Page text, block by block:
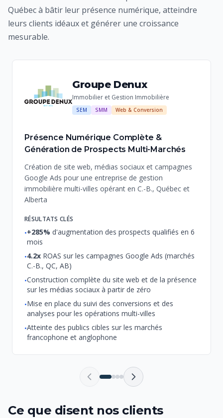
Québec à bâtir leur présence numérique, atteindre
leurs clients idéaux et générer une croissance
mesurable.
Groupe Denux
Immobilier et Gestion Immobilière
SEM SMM Web & Conversion
Présence Numérique Complète &
Génération de Prospects Multi-Marchés
Création de site web, médias sociaux et campagnes
Google Ads pour une entreprise de gestion
immobilière multi-villes opérant en C.-B., Québec et
Alberta
RÉSULTATS CLÉS
•+285% d'augmentation des prospects qualifiés en 6
mois
•4.2x ROAS sur les campagnes Google Ads (marchés
C.-B., QC, AB)
•Construction complète du site web et de la présence
sur les médias sociaux à partir de zéro
•Mise en place du suivi des conversions et des
analyses pour les opérations multi-villes
•Atteinte des publics cibles sur les marchés
francophone et anglophone
Ce que disent nos clients